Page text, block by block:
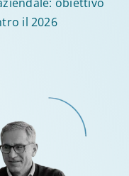
il 2026